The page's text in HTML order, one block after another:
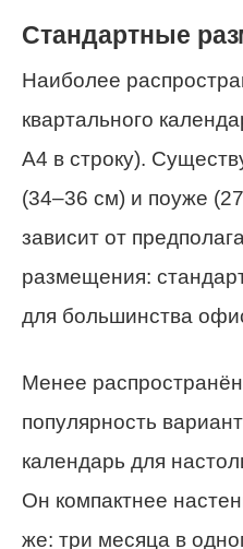
Стандартные
Наиболее
квартального
A4 в строку).
(34–36 см) и поуже
зависит от
размещения:
для большинства
Менее
популярность
календарь для
Он компактнее
же: три месяца в